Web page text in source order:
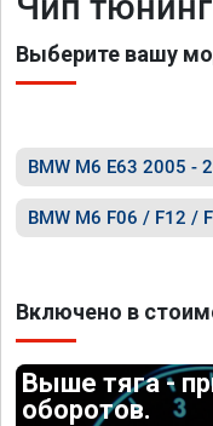
Выберите вашу
BMW M6 E63 2005 -
BMW M6 F06 / F12 /
Включено в
Выше тяга -
оборотов.